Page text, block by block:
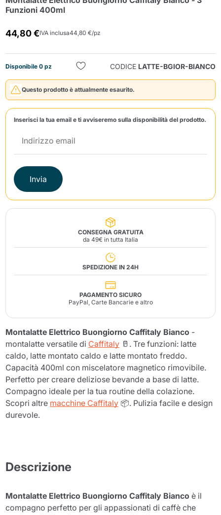
Funzioni 400ml
44,80 €IVA inclusa44,80 €/pz
Disponibile 0 pz CODICE LATTE-BGIOR-BIANCO
Questo prodotto è attualmente esaurito.
Inserisci la tua email e ti avviseremo sulla disponibilità del prodotto.
Invia
CONSEGNA GRATUITA
da 49€ in tutta Italia
SPEDIZIONE IN 24H
PAGAMENTO SICURO
PayPal, Carte Bancarie e altro
Montalatte Elettrico Buongiorno Caffitaly Bianco -
montalatte versatile di Caffitaly 🥛. Tre funzioni: latte
caldo, latte montato caldo e latte montato freddo.
Capacità 400ml con miscelatore magnetico rimovibile.
Perfetto per creare deliziose bevande a base di latte.
Compagno ideale per la tua routine della colazione.
Scopri altre macchine Caffitaly 📦. Pulizia facile e design
durevole.
Descrizione
Montalatte Elettrico Buongiorno Caffitaly Bianco è il
compagno perfetto per gli appassionati di caffè che
Invia